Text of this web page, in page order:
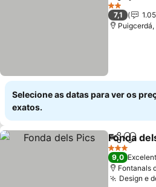
2 Estrelas
7,1
Selecione as datas para ver os
exatos.
Partilhar
Fonda
3 Estrelas
9,0
Fontanals
Design e